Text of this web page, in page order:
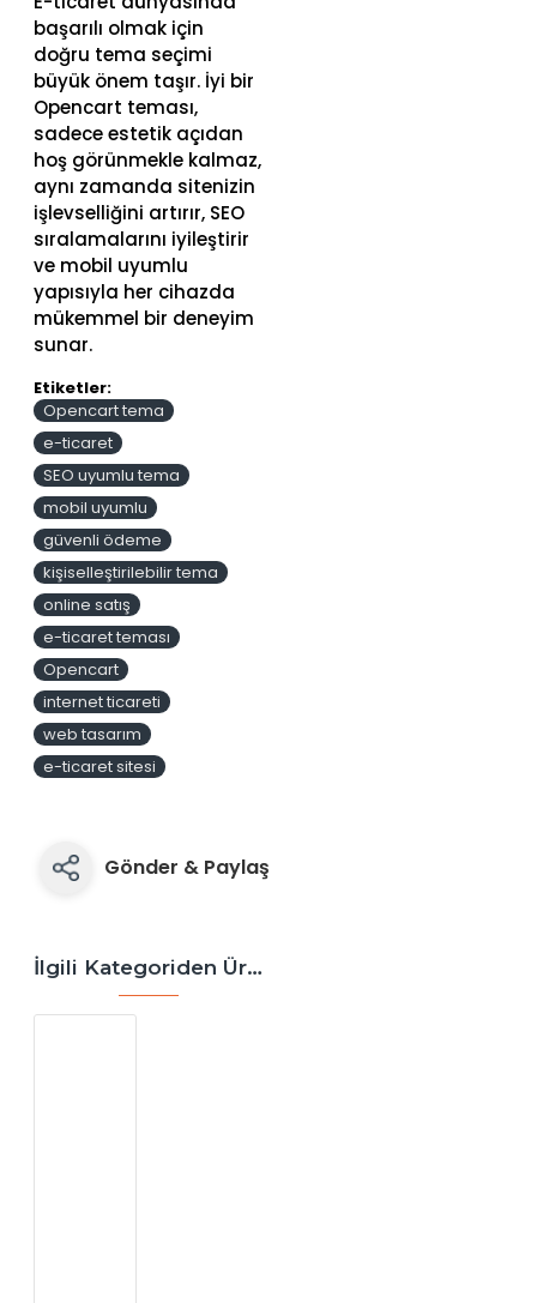
başarılı olmak için
doğru tema seçimi
büyük önem taşır. İyi bir
Opencart teması,
sadece estetik açıdan
hoş görünmekle kalmaz,
aynı zamanda sitenizin
işlevselliğini artırır, SEO
sıralamalarını iyileştirir
ve mobil uyumlu
yapısıyla her cihazda
mükemmel bir deneyim
sunar.
Etiketler:
Opencart tema
e-ticaret
SEO uyumlu tema
mobil uyumlu
güvenli ödeme
kişiselleştirilebilir tema
online satış
e-ticaret teması
Opencart
internet ticareti
web tasarım
e-ticaret sitesi
Gönder & Paylaş
İlgili Kategoriden Ürünler